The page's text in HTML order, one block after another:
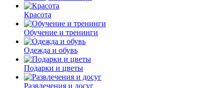
Красота
Обучение и тренинги
Одежда и обувь
Подарки и цветы
Развлечения и досуг